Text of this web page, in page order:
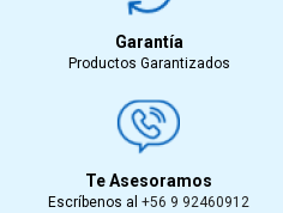
Garantía
Productos Garantizados
Te Asesoramos
Escríbenos al +56 9 92460912